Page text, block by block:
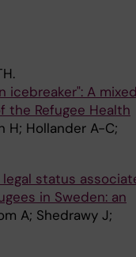
icebreaker": A mixed
Refugee Health
H; Hollander A-C;
legal status
in Sweden: an
A; Shedrawy J;